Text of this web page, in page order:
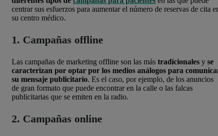
centrar sus esfuerzos para aumentar el número de reservas de cita
su centro médico.
1. Campañas offline
Las campañas de marketing offline son las más tradicionales y se
caracterizan por optar por los medios análogos para
su mensaje publicitario. Es el caso, por ejemplo, de los anuncios
de gran formato que puede encontrar en la calle o las falcas
publicitarias que se emiten en la radio.
2. Campañas online